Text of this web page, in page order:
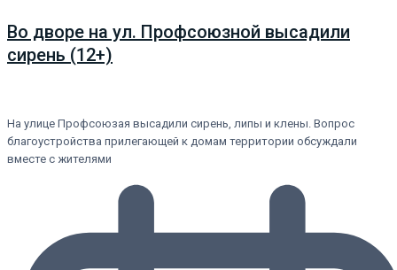
Во дворе на ул. Профсоюзной высадили
сирень (12+)
На улице Профсоюзая высадили сирень, липы и клены. Вопрос
благоустройства прилегающей к домам территории обсуждали
вместе с жителями